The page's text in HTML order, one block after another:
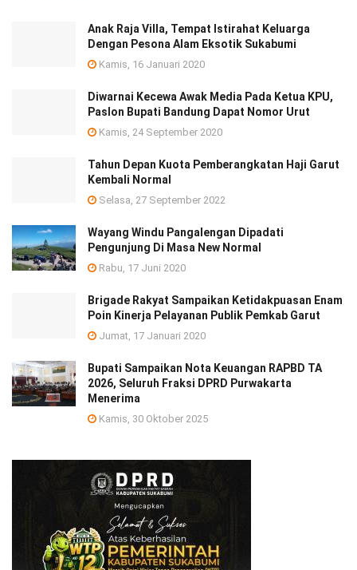
Anak Raja Villa, Tempat Istirahat Keluarga
Dengan Pesona Alam Eksotik Sukabumi
Kamis, 16 Januari 2020
Diwarnai Kecewa Awak Media Pada Ketua KPU,
Paslon Bupati Bandung Dapat Nomor Urut
Kamis, 24 September 2020
Tahun Depan Kuota Pemberangkatan Haji Garut
Kembali Normal
Selasa, 27 September 2022
Wayang Windu Pangalengan Dipadati
Pengunjung Di Masa New Normal
Rabu, 17 Juni 2020
Brigade Rakyat Sampaikan Ketidakpuasan Enam
Poin Kinerja Pelayanan Publik Pemkab Garut
Jumat, 17 Januari 2020
Bupati Sampaikan Nota Keuangan RAPBD TA
2026, Seluruh Fraksi DPRD Purwakarta
Menerima
Kamis, 30 Oktober 2025